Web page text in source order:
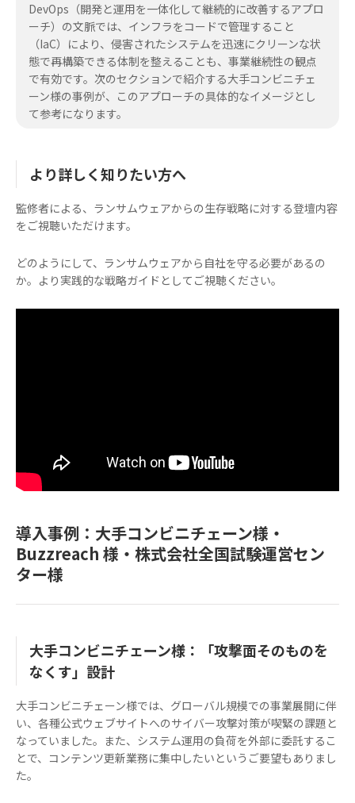
DevOps（開発と運用を一体化して継続的に改善するアプロ
ーチ）の文脈では、インフラをコードで管理すること
（IaC）により、侵害されたシステムを迅速にクリーンな状
態で再構築できる体制を整えることも、事業継続性の観点
で有効です。次のセクションで紹介する大手コンビニチェ
ーン様の事例が、このアプローチの具体的なイメージとし
て参考になります。
より詳しく知りたい方へ
監修者による、ランサムウェアからの生存戦略に対する登壇内容
をご視聴いただけます。
どのようにして、ランサムウェアから自社を守る必要があるの
か。より実践的な戦略ガイドとしてご視聴ください。
導入事例：大手コンビニチェーン様・
Buzzreach 様・株式会社全国試験運営セン
ター様
大手コンビニチェーン様：「攻撃面そのものを
なくす」設計
大手コンビニチェーン様では、グローバル規模での事業展開に伴
い、各種公式ウェブサイトへのサイバー攻撃対策が喫緊の課題と
なっていました。また、システム運用の負荷を外部に委託するこ
とで、コンテンツ更新業務に集中したいというご要望もありまし
た。